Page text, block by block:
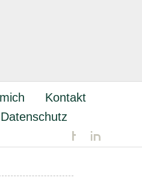
Kontakt
Datenschutz